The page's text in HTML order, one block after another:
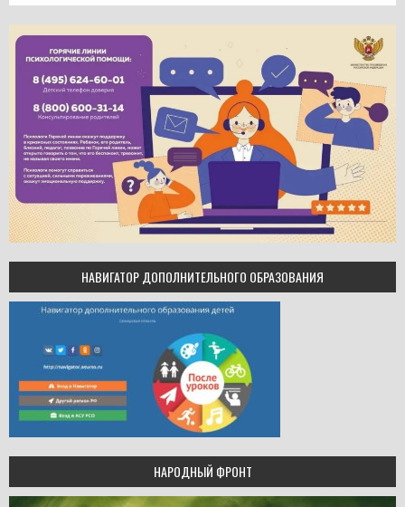
НАВИГАТОР ДОПОЛНИТЕЛЬНОГО ОБРАЗОВАНИЯ
НАРОДНЫЙ ФРОНТ